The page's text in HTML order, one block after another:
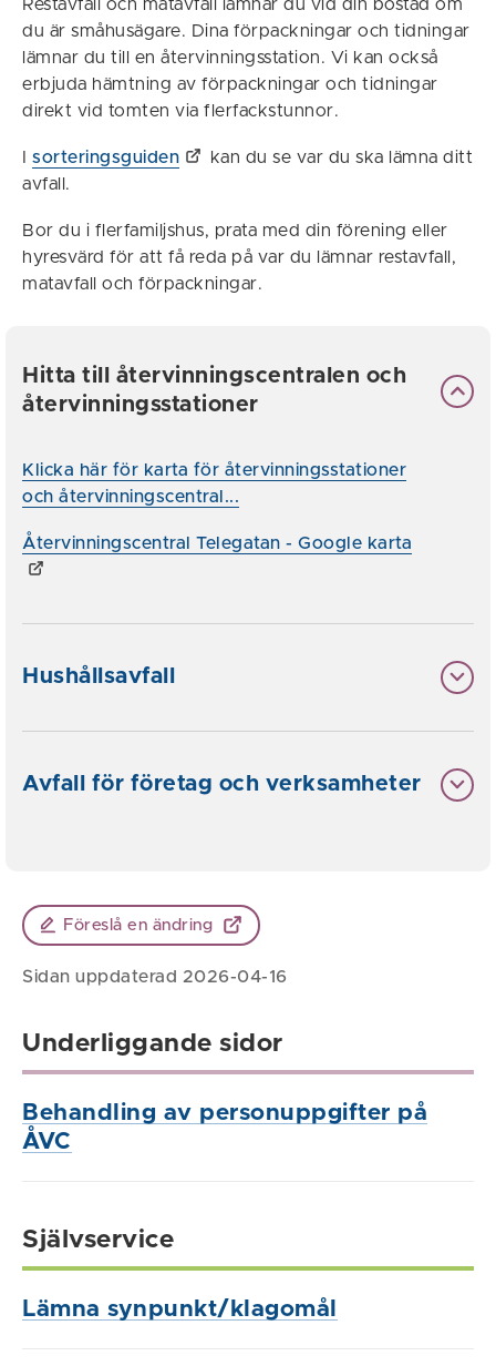
Restavfall och matavfall lämnar du vid din bostad om
du är småhusägare. Dina förpackningar och tidningar
lämnar du till en återvinningsstation. Vi kan också
erbjuda hämtning av förpackningar och tidningar
direkt vid tomten via flerfackstunnor.
sorteringsguiden
kan du se var du ska lämna ditt
avfall.
Bor du i flerfamiljshus, prata med din förening eller
hyresvärd för att få reda på var du lämnar restavfall,
matavfall och förpackningar.
Hitta till återvinningscentralen och
återvinningsstationer
Klicka här för karta för återvinningsstationer
och återvinningscentral...
Återvinningscentral Telegatan - Google karta
Hushållsavfall
Avfall för företag och verksamheter
Föreslå en ändring
Sidan uppdaterad 2026-04-16
Underliggande sidor
Behandling av personuppgifter på
ÅVC
Självservice
Lämna synpunkt/klagomål